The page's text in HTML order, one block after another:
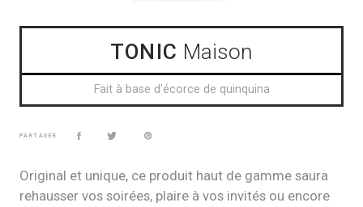
TONIC Maison
Fait à base d'écorce de quinquina
PARTAGER
Original et unique, ce produit haut de gamme saura
rehausser vos soirées, plaire à vos invités ou encore